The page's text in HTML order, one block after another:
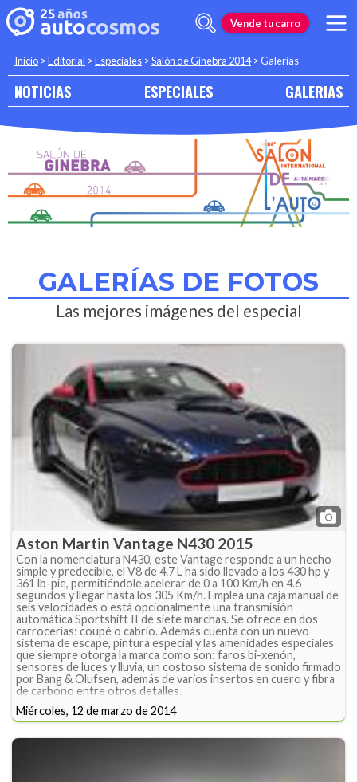
Vende tu carro
Inicio >Editorial >Especiales >Salón de Ginebra 2014>Galerias
NOTICIAS ESPECIALES GALERIAS
GALERÍAS DE FOTOS
Las mejores imágenes del especial
Aston Martin Vantage N430 2015
Con la nomenclatura N430, este Vantage responde a un hecho
simple y predecible, el V8 de 4.7 L ha sido llevado a los 430 hp y
361 lb-pie, permitiéndole acelerar de 0 a 100 Km/h en 4.6
segundos y llegar hasta los 305 Km/h. Emplea una caja manual de
seis velocidades o está opcionalmente una transmisión
automática Sportshift II de siete marchas. Se ofrece en dos
carrocerías: coupé o cabrio. Además cuenta con un nuevo
sistema de escape, pintura especial y las amenidades especiales
que siempre otorga la marca como son: faros bi-xenón,
sensores de luces y lluvia, un costoso sistema de sonido firmado
por Bang & Olufsen, además de varios insertos en cuero y fibra
de carbono entre otros detalles.
Miércoles, 12 de marzo de 2014